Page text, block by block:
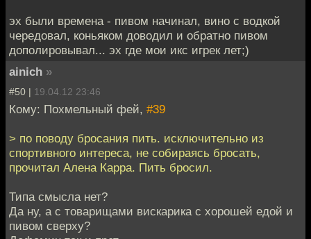
эх были времена - пивом начинал, вино с водкой
чередовал, коньяком доводил и обратно пивом
дополировывал... эх где мои икс игрек лет;)
ainich »
#50 | 19.04.12 23:46
Кому: Похмельный фей, #39
> по поводу бросания пить. исключительно из
спортивного интереса, не собираясь бросать,
прочитал Алена Карра. Пить бросил.
Типа смысла нет?
Да ну, а с товарищами вискарика с хорошей едой и
пивом сверху?